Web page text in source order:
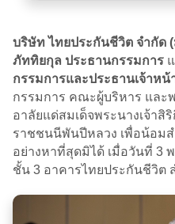
บริษัท ไทยประกันชีวิต จำกัด
ภัททิยกุล ประธานกรรมการ
กรรมการและประธานเจ้าหน้
กรรมการ คณะผู้บริหาร และ
อาลัยแด่สมเด็จพระนางเจ้า
ราชชนนีพันปีหลวง เพื่อน้อ
อย่างหาที่สุดมิได้ เมื่อวันที่ 3
ชั้น 3 อาคารไทยประกันชีวิต